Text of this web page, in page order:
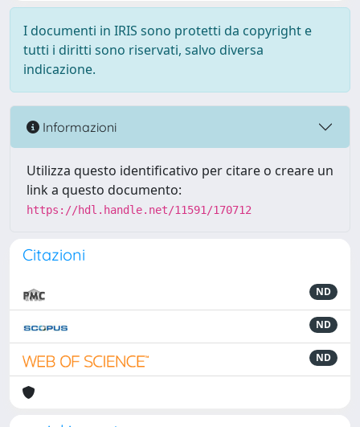
I documenti in IRIS sono protetti da copyright e
tutti i diritti sono riservati, salvo diversa
indicazione.
Informazioni
Utilizza questo identificativo per citare o creare un
link a questo documento:
https://hdl.handle.net/11591/170712
Citazioni
ND
ND
ND